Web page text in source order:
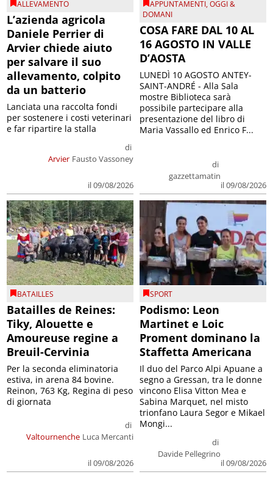
ALLEVAMENTO
L’azienda agricola
Daniele Perrier di
Arvier chiede aiuto
per salvare il suo
allevamento, colpito
da un batterio
Arvier
di
Fausto Vassoney
il 09/08/2026
Lanciata una raccolta fondi
per sostenere i costi veterinari
e far ripartire la stalla
APPUNTAMENTI,OGGI &
DOMANI
COSA FARE DAL 10 AL
16 AGOSTO IN VALLE
D’AOSTA
di
gazzettamatin
il 09/08/2026
LUNEDÌ 10 AGOSTO ANTEY-
SAINT-ANDRÉ - Alla Sala
mostre Biblioteca sarà
possibile partecipare alla
presentazione del libro di
Maria Vassallo ed Enrico F...
BATAILLES
Batailles de Reines:
Tiky, Alouette e
Amoureuse regine a
Breuil-Cervinia
Valtournenche
di
Luca Mercanti
il 09/08/2026
Per la seconda eliminatoria
estiva, in arena 84 bovine.
Reinon, 763 Kg, Regina di peso
di giornata
SPORT
Podismo: Leon
Martinet e Loic
Proment dominano la
Staffetta Americana
di
Davide Pellegrino
il 09/08/2026
Il duo del Parco Alpi Apuane a
segno a Gressan, tra le donne
vincono Elisa Vitton Mea e
Sabina Marquet, nel misto
trionfano Laura Segor e Mikael
Mongi...